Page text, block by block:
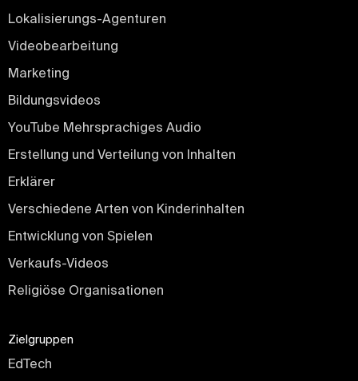
Lokalisierungs-Agenturen
Videobearbeitung
Marketing
Bildungsvideos
YouTube Mehrsprachiges Audio
Erstellung und Verteilung von Inhalten
Erklärer
Verschiedene Arten von Kinderinhalten
Entwicklung von Spielen
Verkaufs-Videos
Religiöse Organisationen
Zielgruppen
EdTech